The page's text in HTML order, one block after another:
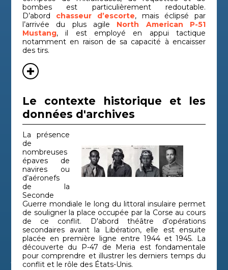
bombes est particulièrement redoutable.
D’abord chasseur d’escorte, mais éclipsé par
l’arrivée du plus agile North American P-51
Mustang, il est employé en appui tactique
notamment en raison de sa capacité à encaisser
des tirs.
Le contexte historique et les
données d'archives
La présence
de
nombreuses
épaves de
navires ou
d’aéronefs
de la
Seconde
Guerre mondiale le long du littoral insulaire permet
de souligner la place occupée par la Corse au cours
de ce conflit. D'abord théâtre d’opérations
secondaires avant la Libération, elle est ensuite
placée en première ligne entre 1944 et 1945. La
découverte du P-47 de Meria est fondamentale
pour comprendre et illustrer les derniers temps du
conflit et le rôle des États-Unis.